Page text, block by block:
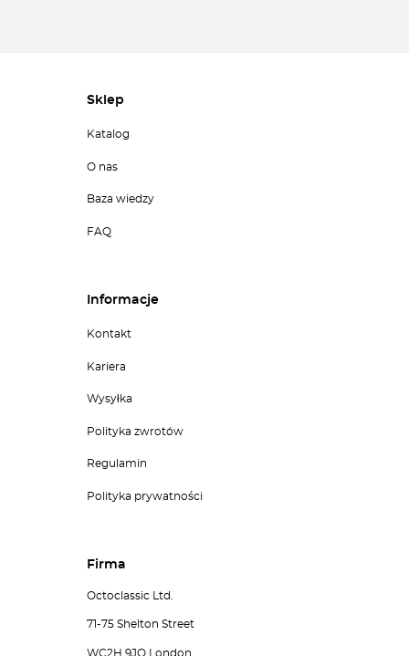
Sklep
Katalog
O nas
Baza wiedzy
FAQ
Informacje
Kontakt
Kariera
Wysyłka
Polityka zwrotów
Regulamin
Polityka prywatności
Firma
Octoclassic Ltd.
71-75 Shelton Street
WC2H 9JQ London